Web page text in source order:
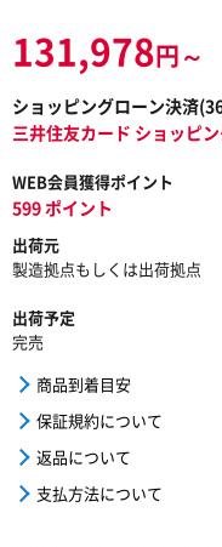
131,978円～
ショッピングローン決済(
三井住友カード ショッピ
WEB会員獲得ポイント
599 ポイント
出荷元
製造拠点もしくは出荷拠点
出荷予定
完売
商品到着目安
保証規約について
返品について
支払方法について